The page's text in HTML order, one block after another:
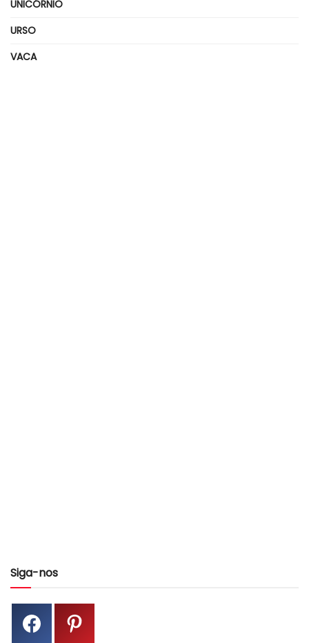
UNICÓRNIO
URSO
VACA
Siga-nos